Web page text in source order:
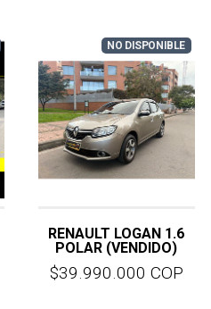
NO DISPONIBLE
RENAULT LOGAN 1.6
POLAR (VENDIDO)
$39.990.000 COP